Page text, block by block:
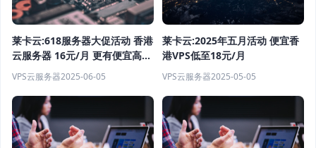
莱卡云:618服务器大促活动 香港
云服务器 16元/月 更有便宜高防
VPS活动促销
VPS云服务器2025-06-05
莱卡云:2025年五月活动 便宜香
港VPS低至18元/月
VPS云服务器2025-05-05